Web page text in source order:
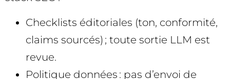
Checklists éditoriales (ton, conformité,
claims sourcés) ; toute sortie LLM est
revue.
Politique données : pas d’envoi de